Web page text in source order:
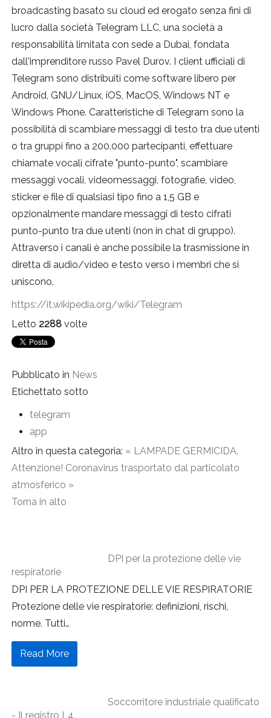
broadcasting basato su cloud ed erogato senza fini di
lucro dalla società Telegram LLC, una società a
responsabilità limitata con sede a Dubai, fondata
dall'imprenditore russo Pavel Durov. I client ufficiali di
Telegram sono distribuiti come software libero per
Android, GNU/Linux, iOS, MacOS, Windows NT e
Windows Phone. Caratteristiche di Telegram sono la
possibilità di scambiare messaggi di testo tra due utenti
o tra gruppi fino a 200.000 partecipanti, effettuare
chiamate vocali cifrate "punto-punto", scambiare
messaggi vocali, videomessaggi, fotografie, video,
sticker e file di qualsiasi tipo fino a 1,5 GB e
opzionalmente mandare messaggi di testo cifrati
punto-punto tra due utenti (non in chat di gruppo).
Attraverso i canali è anche possibile la trasmissione in
diretta di audio/video e testo verso i membri che si
uniscono.
https://it.wikipedia.org/wiki/Telegram
Letto 2288volte
Pubblicato in News
Etichettato sotto
telegram
app
Altro in questa categoria: « LAMPADE GERMICIDA.
Attenzione! Coronavirus trasportato dal particolato
atmosferico »
Torna in alto
DPI per la protezione delle vie
respiratorie
DPI PER LA PROTEZIONE DELLE VIE RESPIRATORIE
Protezione delle vie respiratorie: definizioni, rischi,
norme. Tutti…
Read More
Soccorritore industriale qualificato
- Il registro L4